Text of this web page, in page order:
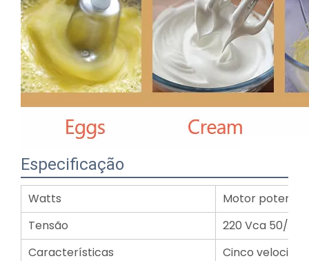
Especificação
Watts
Motor potente
Tensão
220 Vca 50/60
Características
Cinco